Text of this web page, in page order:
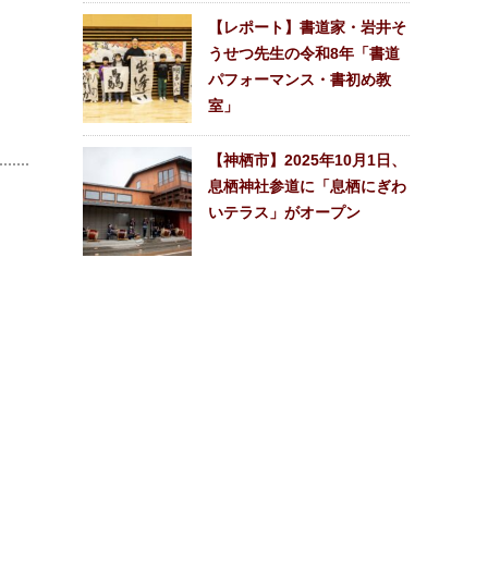
【レポート】書道家・岩井そ
うせつ先生の令和8年「書道
パフォーマンス・書初め教
室」
【神栖市】2025年10月1日、
息栖神社参道に「息栖にぎわ
いテラス」がオープン